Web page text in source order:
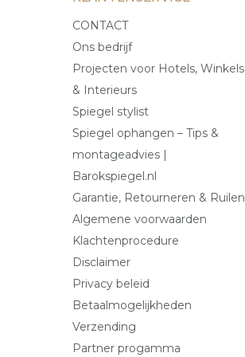
CONTACT
Ons bedrijf
Projecten voor Hotels, Winkels
& Interieurs
Spiegel stylist
Spiegel ophangen – Tips &
montageadvies |
Barokspiegel.nl
Garantie, Retourneren & Ruilen
Algemene voorwaarden
Klachtenprocedure
Disclaimer
Privacy beleid
Betaalmogelijkheden
Verzending
Partner progamma